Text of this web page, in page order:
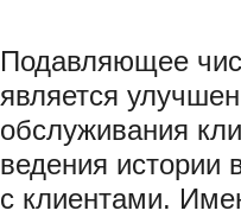
Подавляющее
является
обслуживания
ведения истории
с клиентами.